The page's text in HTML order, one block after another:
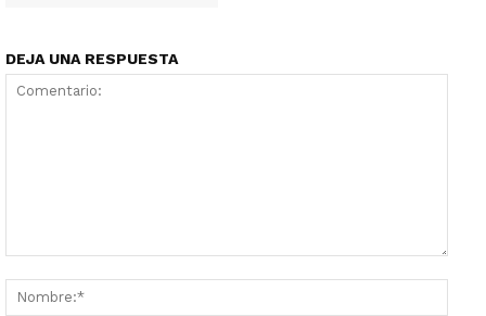
DEJA UNA RESPUESTA